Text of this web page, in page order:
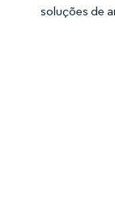
soluções de